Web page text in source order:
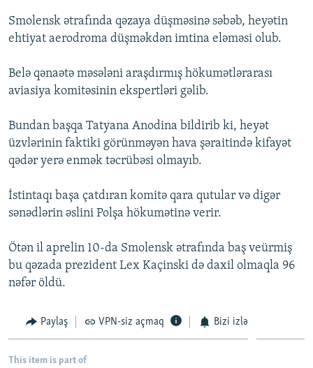
VIDEO
FOTOQALEREYA
İNFOQRAFIKA
KARIKATURA
RADIO ARXIV
OXU ZALI
AZƏRBAYCAN ƏDƏBIYYATI KITABXANASI
İSLAM VƏ DEMOKRATIYA
İZ - MƏDƏNIYYƏT PROQRAMI
HAQQIMIZDA
MISSIYAMIZ
PEŞƏ ETIKASI VƏ JURNALISTIKA STANDARTLARIMIZ
MATERIALLARIMIZDAN ISTIFADƏ
AZADLIQRADIOSU MOBIL TELEFONUNUZDA
BIZIMLƏ ƏLAQƏ
XƏBƏR BÜLLETENLƏRIMIZ
BIZI IZLƏ
RFE/RL-in bütün saytları
Smolensk ətrafında qəzaya düşməsinə səbəb, heyətin
ehtiyat aerodroma düşməkdən imtina eləməsi olub.
Belə qənaətə məsələni araşdırmış hökumətlərarası
aviasiya komitəsinin ekspertləri gəlib.
Bundan başqa Tatyana Anodina bildirib ki, heyət
üzvlərinin faktiki görünməyən hava şəraitində kifayət
qədər yerə enmək təcrübəsi olmayıb.
İstintaqı başa çatdıran komitə qara qutular və digər
sənədlərin əslini Polşa hökumətinə verir.
Ötən il aprelin 10-da Smolensk ətrafında baş veürmiş
bu qəzada prezident Lex Kaçinski də daxil olmaqla 96
nəfər öldü.
Paylaş VPN-siz açmaq Bizi izlə
This item is part of